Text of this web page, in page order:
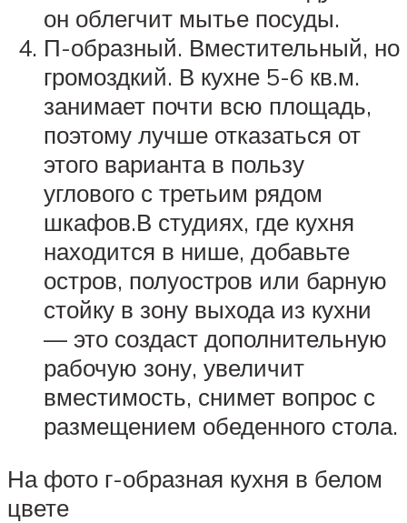
он облегчит мытье посуды.
П-образный. Вместительный, но
громоздкий. В кухне 5-6 кв.м.
занимает почти всю площадь,
поэтому лучше отказаться от
этого варианта в пользу
углового с третьим рядом
шкафов.В студиях, где кухня
находится в нише, добавьте
остров, полуостров или барную
стойку в зону выхода из кухни
— это создаст дополнительную
рабочую зону, увеличит
вместимость, снимет вопрос с
размещением обеденного стола.
На фото г-образная кухня в белом
цвете